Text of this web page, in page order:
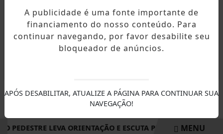
PEDESTRE LEVA ORIENTAÇÃO E ESCUTA PÚBLICA A VILA
MENU
A publicidade é uma fonte importante de
financiamento do nosso conteúdo. Para
continuar navegando, por favor desabilite seu
bloqueador de anúncios.
APÓS DESABILITAR, ATUALIZE A PÁGINA PARA CONTINUAR SUA
NAVEGAÇÃO!